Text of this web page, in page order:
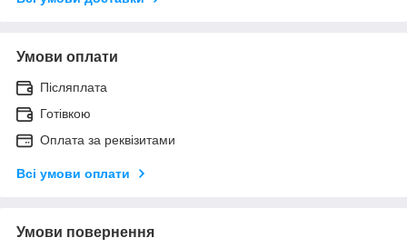
Умови оплати
Післяплата
Готівкою
Оплата за реквізитами
Всі умови оплати
Умови повернення